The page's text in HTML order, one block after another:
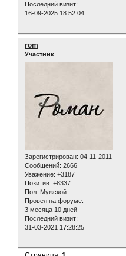
Последний визит:
16-09-2025 18:52:04
rom
Участник
Зарегистрирован: 04-11-2011
Сообщений: 2666
Уважение: +3187
Позитив: +8337
Пол: Мужской
Провел на форуме:
3 месяца 10 дней
Последний визит:
31-03-2021 17:28:25